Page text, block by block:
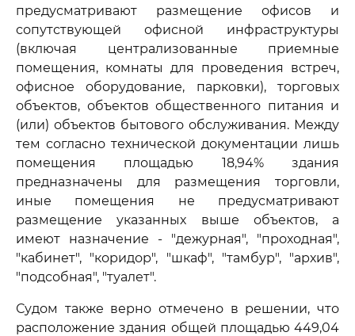
предусматривают размещение офисов и
сопутствующей офисной инфраструктуры
(включая централизованные приемные
помещения, комнаты для проведения встреч,
офисное оборудование, парковки), торговых
объектов, объектов общественного питания и
(или) объектов бытового обслуживания. Между
тем согласно технической документации лишь
помещения площадью 18,94% здания
предназначены для размещения торговли,
иные помещения не предусматривают
размещение указанных выше объектов, а
имеют назначение - "дежурная", "проходная",
"кабинет", "коридор", "шкаф", "тамбур", "архив",
"подсобная", "туалет".
Судом также верно отмечено в решении, что
расположение здания общей площадью 449,04